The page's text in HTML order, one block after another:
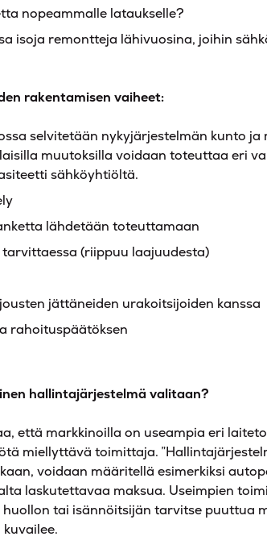
nopeammalle lataukselle?
isoja remontteja lähivuosina, joihin
rakentamisen vaiheet:
selvitetään nykyjärjestelmän kunto
muutoksilla voidaan toteuttaa eri
sähköyhtiöltä.
lähdetään toteuttamaan
(riippuu laajuudesta)
jättäneiden urakoitsijoiden kanssa
rahoituspäätöksen
hallintajärjestelmä valitaan?
että markkinoilla on useampia eri
miellyttävä toimittaja.
voidaan määritellä esimerkiksi
laskutettavaa maksua. Useimpien
tai isännöitsijän tarvitse puuttua